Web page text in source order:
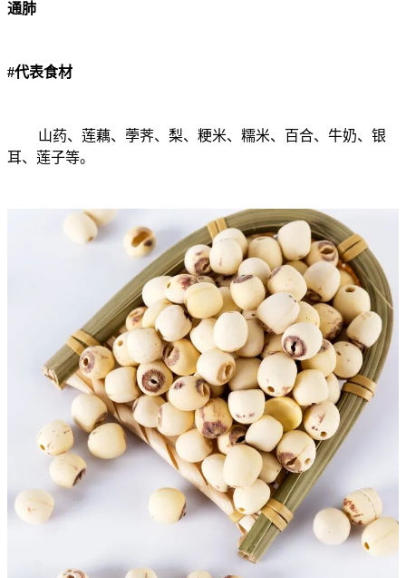
通肺
#代表食材
山药、莲藕、荸荠、梨、粳米、糯米、百合、牛奶、银
耳、莲子等。